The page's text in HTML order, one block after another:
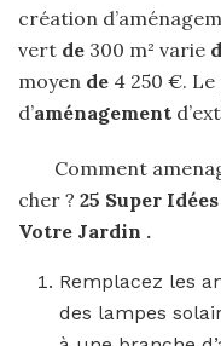
création
vert de 300 m² varie
moyen de 4 250 €.
d’aménagement
Comment
cher ? 25 Super
Votre Jardin .
Remplacez les
des lampes